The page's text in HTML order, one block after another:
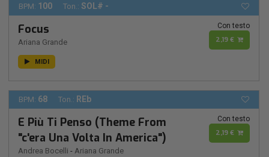
BPM: 100 Ton.: SOL# -
Focus
Ariana Grande
Con testo
2,19 €
MIDI
BPM: 68 Ton.: REb
E Più Ti Penso (Theme From
"c'era Una Volta In America")
Andrea Bocelli - Ariana Grande
Con testo
2,19 €